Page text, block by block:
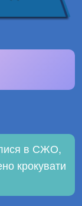
в СЖО,
крокувати